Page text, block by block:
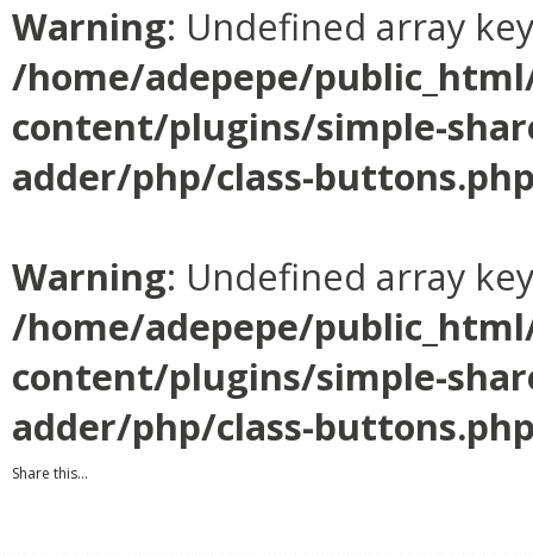
Warning: Undefined array
/home/adepepe/
content/plugins/simple-
adder/php/class-
Warning: Undefined array
/home/adepepe/
content/plugins/simple-
adder/php/class-
Share this...